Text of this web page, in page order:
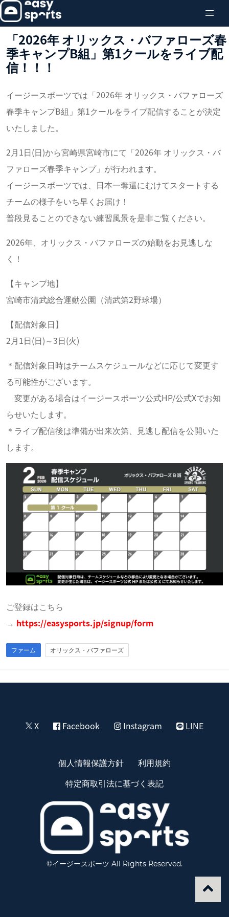
「2026年 オリックス・バファローズ春
季キャンプB組」第1クールをライブ配
信！！！
イージースポーツでは「2026年 オリックス・バファローズ
春季キャンプB組」第1クールをライブ配信することが決定
いたしました。
2月1日(日)から宮崎県宮崎市にて「2026年 オリックス・バ
ファローズ春季キャンプ」が行われます。
イージースポーツでは、日本一奪還にむけてスタートする
チームの様子をいち早くお届け！
普段見ることのできない練習風景を是非ご覧ください。
2026年、オリックス・バファローズの始動をお見逃しな
く！
【キャンプ地】
宮崎市清武総合運動公園（清武第2野球場）
【配信対象日】
2月1日(日)～3日(火)
＊配信対象日時はチームスケジュールなどに応じて変更す
る可能性がございます。
変更がある場合はイージースポーツ公式HP/公式Xでお知
らせいたします。
＊ライブ配信後は準備が出来次第、見逃し配信を公開いた
します。
ご登録はこちら
→ https://easysports.jp/signup/form
ファーム オリックス・バファローズ
X Facebook Instagram LINE
個人情報保護方針
利用規約
特定商取引法に基づく表記
©イージースポーツ All Rights Reserved.